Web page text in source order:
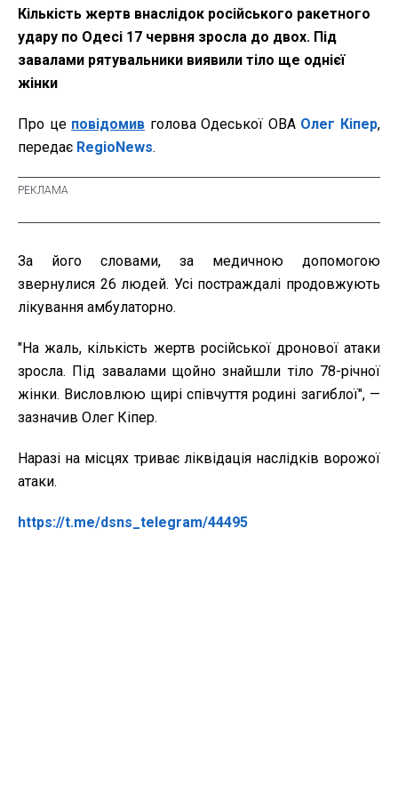
Кількість жертв внаслідок російського ракетного
удару по Одесі 17 червня зросла до двох. Під
завалами рятувальники виявили тіло ще однієї
жінки
Про це повідомив голова Одеської ОВА Олег Кіпер,
передає RegioNews.
За його словами, за медичною допомогою
звернулися 26 людей. Усі постраждалі продовжують
лікування амбулаторно.
"На жаль, кількість жертв російської дронової атаки
зросла. Під завалами щойно знайшли тіло 78-річної
жінки. Висловлюю щирі співчуття родині загиблої", —
зазначив Олег Кіпер.
Наразі на місцях триває ліквідація наслідків ворожої
атаки.
https://t.me/dsns_telegram/44495